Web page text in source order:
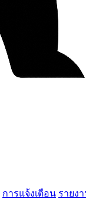
การแจ้งเตือน รายง